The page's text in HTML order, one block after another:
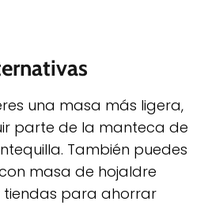
una masa más ligera,
parte de la manteca de
También puedes
masa de hojaldre
para ahorrar